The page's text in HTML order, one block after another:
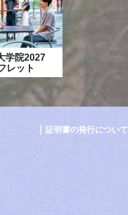
学院2027
レット
証明書の発行について